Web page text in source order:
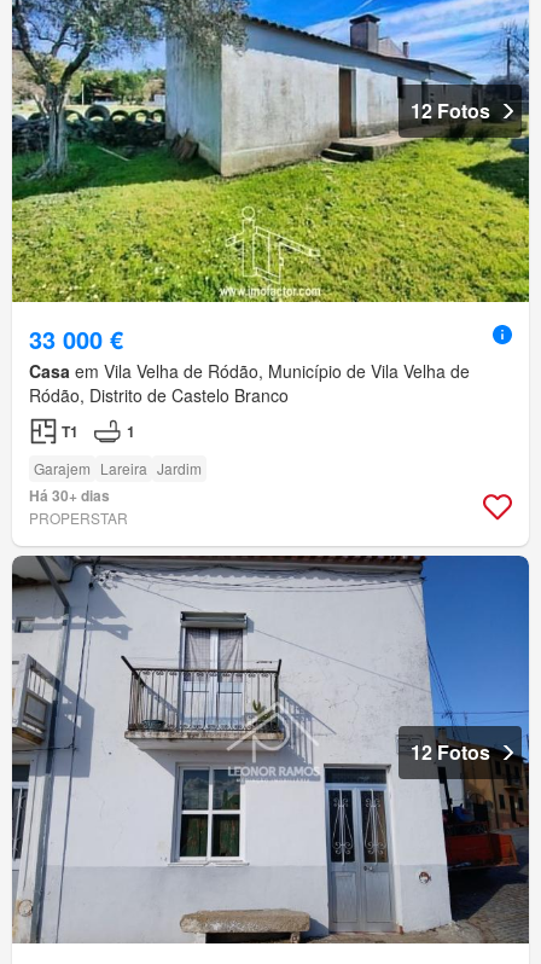
12 Fotos
33 000 €
Casa em Vila Velha de Ródão, Município de Vila Velha de
Ródão, Distrito de Castelo Branco
T1 1
Garajem Lareira Jardim
Há 30+ dias
PROPERSTAR
12 Fotos